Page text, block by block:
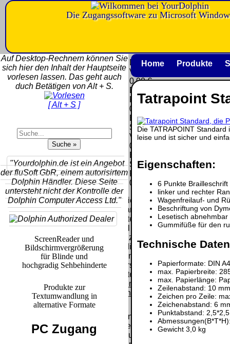
Tatrapoint
Die TATRAPOINT
leise und ist sicher und
Eigenschaften:
6 Punkte Brailleschrift
linker und rechter
Wagenfreilauf- und
Beschriftung von
Lesetisch abnehmbar
Gummifüße für den
Technische Daten
Papierformate: DIN
max. Papierbreite:
max. Papierlänge:
Zeilenabstand: 10 mm
Zeichen pro Zeile:
Zeichenabstand: 6
Punktabstand:
Gewicht 3,0 kg
Home Produkte
Auf Desktop-Rechnern können Sie
sich hier den Inhalt der Hauptseite
vorlesen lassen. Das geht auch
duch Betätigen von Alt + S.
[ Alt + S ]
"Yourdolphin.de ist ein Angebot
der fluSoft GbR, einem autorisirtem
Dolphin Händler. Diese Seite
untersteht nicht der Kontrolle der
Dolphin Computer Access Ltd."
ScreenReader und
Bildschirmvergrößerung
für Blinde und
hochgradig Sehbehinderte
Produkte zur
Textumwandlung in
alternative Formate
PC Zugang
Die Zugangssoftware zu Microsoft
Code:
Deutschland
Nachnahme:
8.95 €
Deutschland
Vorkasse: 6.95
€
Schweiz)
Vorkasse:
20.00 €
EU (inkl.
Schweiz)
PayPal: 20.00
€
Der Versand erfolgt
als versichertes
Selbstabholung
vom Büro oder
von
0.00 €
Deutschland
Vorkasse:
0.00 €
Deutschland
PayPal:
0.00 €
EU (inkl.
Schweiz)
Vorkasse:
0.00 €
EU (inkl.
Schweiz)
PayPal:
0.00 €
Bei dieser
Versandart
erhalten Sie per
Email z.B. einen
Lizenzschlüssel
und die
Rechnung /
Lieferschein. Sie
erhalten also
keinen
Datenträger
Die in diesem Dokument genannten
Warenzeichen sind Eigentum der jeweiligen
Firmen. Preisänderungen, Irrtümer und
2026
Wir sind
[] []